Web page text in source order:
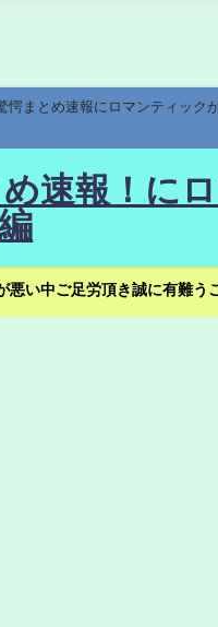
まとめ速報にロマンティック
速報！に
い中ご足労頂き誠に有難う